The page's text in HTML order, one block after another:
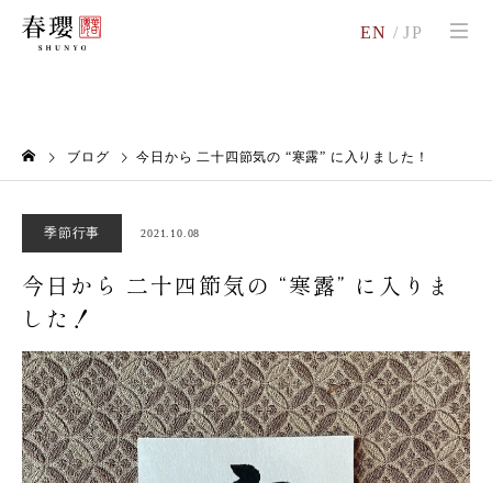
ブログ 今日から 二十四節気の “寒露” に入りました！
季節行事 2021.10.08
今日から 二十四節気の “寒露” に入りま
した！
EN /JP